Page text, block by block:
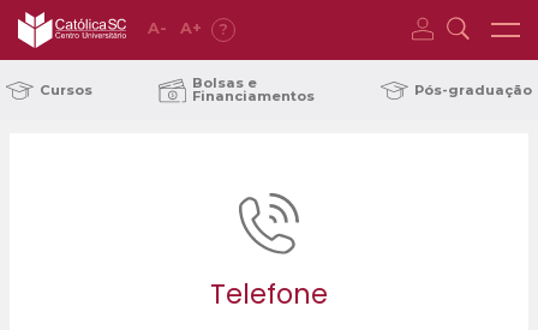
A- A+ ?
Cursos Bolsas e
Financiamentos Pós-graduação
Telefone